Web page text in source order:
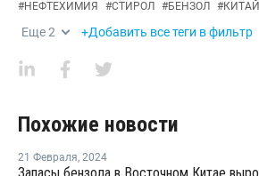
#НЕФТЕХИМИЯ #СТИРОЛ #БЕНЗОЛ #КИТАЙ
Еще2 +Добавить все теги в фильтр
Похожие новости
21 Февраля, 2024